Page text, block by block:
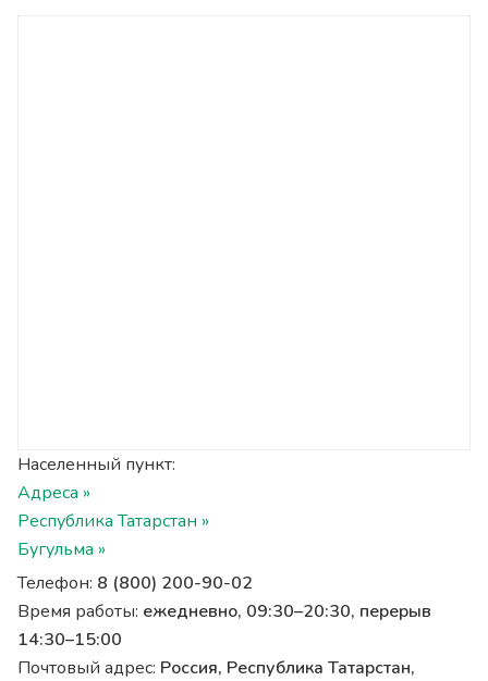
Населенный пункт:
Адреса »
Республика Татарстан »
Бугульма »
Телефон: 8 (800) 200-90-02
Время работы: ежедневно, 09:30–20:30, перерыв
14:30–15:00
Почтовый адрес: Россия, Республика Татарстан,